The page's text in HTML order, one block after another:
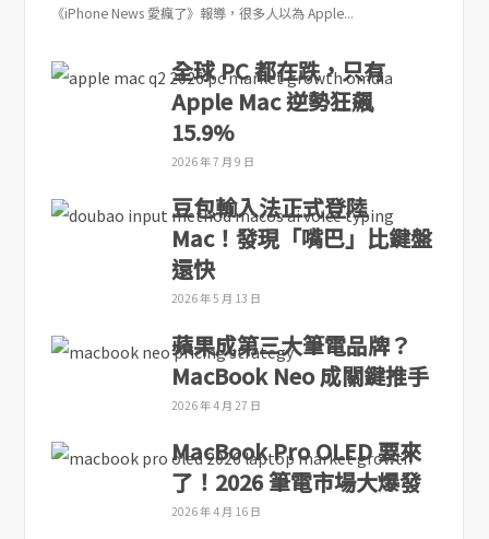
《iPhone News 愛瘋了》報導，很多人以為 Apple...
全球 PC 都在跌，只有
Apple Mac 逆勢狂飆
15.9%
2026 年 7 月 9 日
豆包輸入法正式登陸
Mac！發現「嘴巴」比鍵盤
還快
2026 年 5 月 13 日
蘋果成第三大筆電品牌？
MacBook Neo 成關鍵推手
2026 年 4 月 27 日
MacBook Pro OLED 要來
了！2026 筆電市場大爆發
2026 年 4 月 16 日